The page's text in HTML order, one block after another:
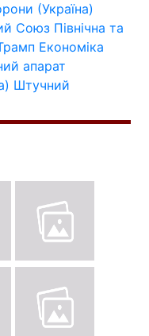
(Україна)
Союз Північна та
Економіка
апарат
Штучний